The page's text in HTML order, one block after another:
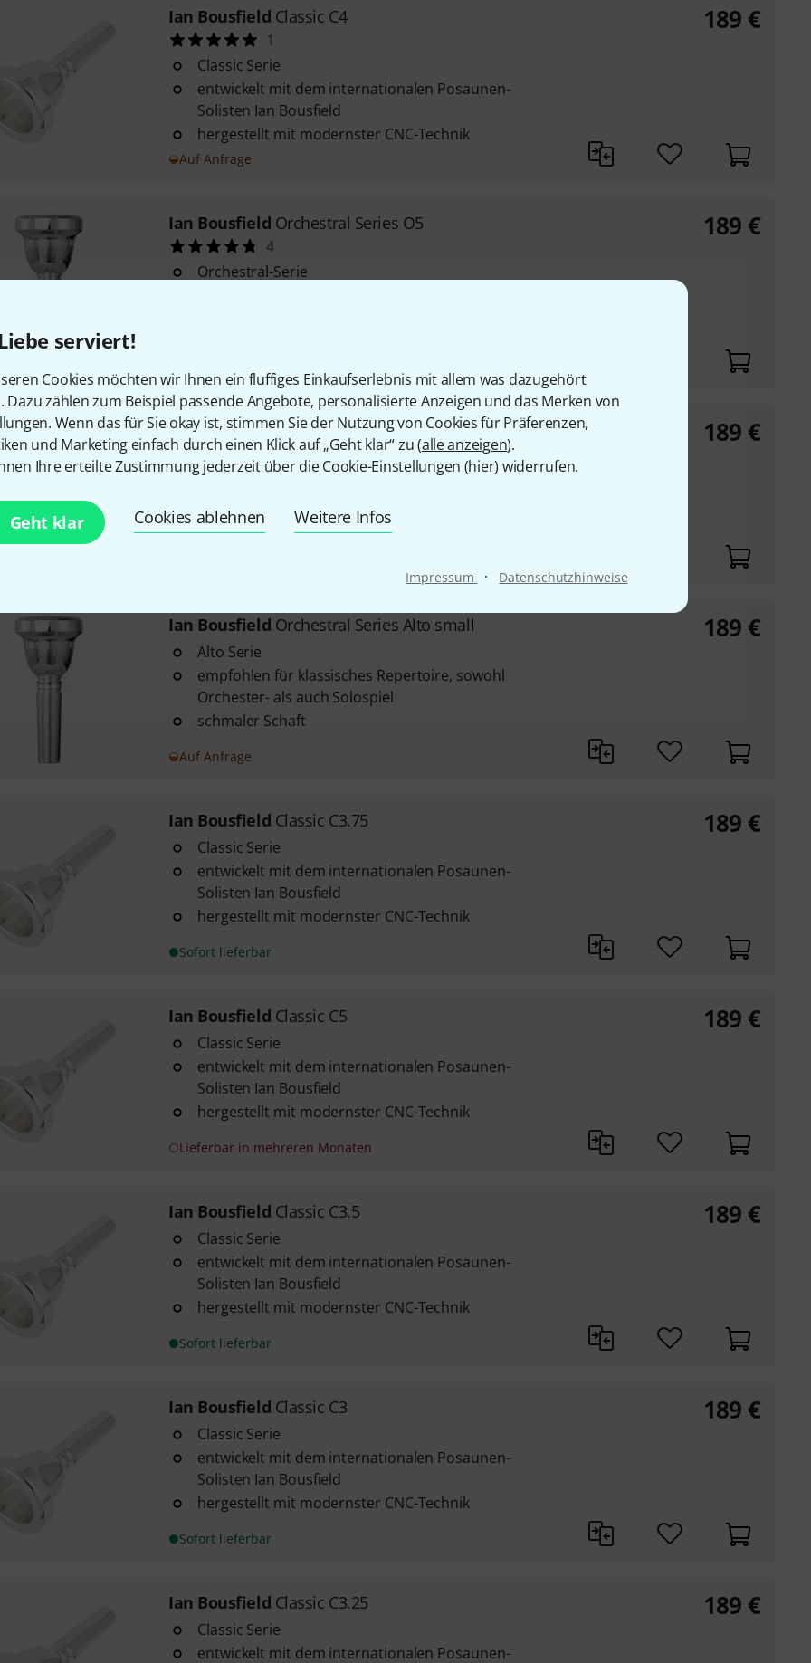
serviert!
Cookies möchten wir Ihnen ein fluffiges Einkaufserlebnis mit allem was dazugehört
Dazu zählen zum Beispiel passende Angebote, personalisierte Anzeigen und das Merken von
Wenn das für Sie okay ist, stimmen Sie der Nutzung von Cookies für Präferenzen,
und Marketing einfach durch einen Klick auf „Geht klar“ zu (alle anzeigen).
Ihre erteilte Zustimmung jederzeit über die Cookie-Einstellungen (hier) widerrufen.
Geht klar Cookies ablehnen Weitere Infos
Impressum · Datenschutzhinweise
Ian Bousfield Classic C4
1
Classic Serie
entwickelt mit dem internationalen Posaunen-
Solisten Ian Bousfield
hergestellt mit modernster CNC-Technik
Auf Anfrage
189 €
Ian Bousfield Orchestral Series O5
4
Orchestral-Serie
189 €
Ian BousfieldClassic C5.5
Classic Serie
entwickelt mit dem internationalen Posaunen-
hergestellt mit modernster CNC-Technik
189 €
Ian Bousfield Orchestral Series Alto small
Alto Serie
empfohlen für klassisches Repertoire, sowohl
Orchester- als auch Solospiel
schmaler Schaft
Auf Anfrage
189 €
Ian Bousfield Classic C3.75
Classic Serie
entwickelt mit dem internationalen Posaunen-
Solisten Ian Bousfield
hergestellt mit modernster CNC-Technik
Sofort lieferbar
189 €
Ian Bousfield Classic C5
Classic Serie
entwickelt mit dem internationalen Posaunen-
Solisten Ian Bousfield
hergestellt mit modernster CNC-Technik
Lieferbar in mehreren Monaten
189 €
Ian Bousfield Classic C3.5
Classic Serie
entwickelt mit dem internationalen Posaunen-
Solisten Ian Bousfield
hergestellt mit modernster CNC-Technik
Sofort lieferbar
189 €
Ian Bousfield Classic C3
Classic Serie
entwickelt mit dem internationalen Posaunen-
Solisten Ian Bousfield
hergestellt mit modernster CNC-Technik
Sofort lieferbar
189 €
Ian Bousfield Classic C3.25
Classic Serie
entwickelt mit dem internationalen Posaunen-
189 €